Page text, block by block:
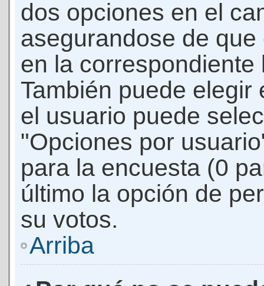
dos opciones en el
asegurandose de
en la
También puede
el usuario puede
"Opciones por
para la encuesta (0
último la opción de
su votos.
Arriba